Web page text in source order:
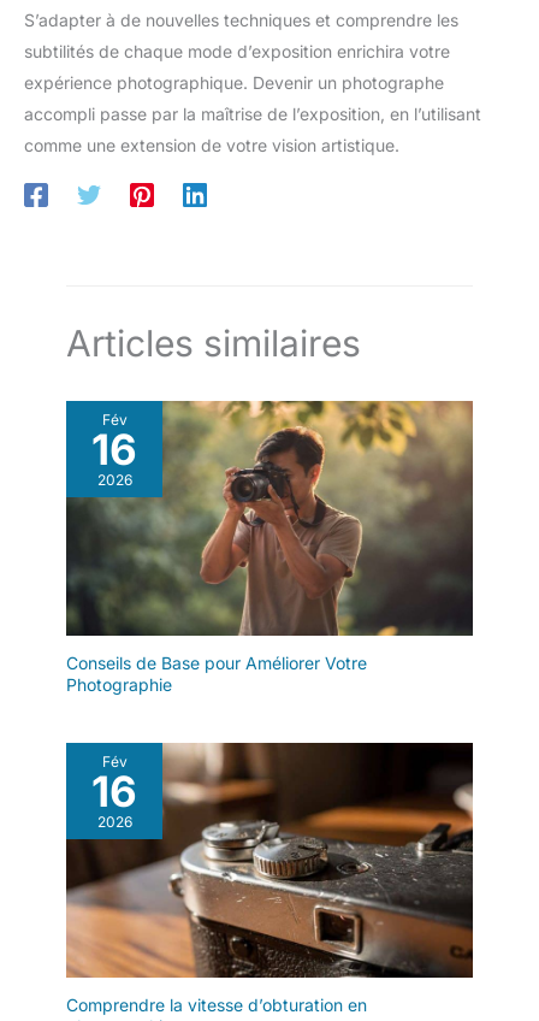
S’adapter à de nouvelles techniques et comprendre les
subtilités de chaque mode d’exposition enrichira votre
expérience photographique. Devenir un photographe
accompli passe par la maîtrise de l’exposition, en l’utilisant
comme une extension de votre vision artistique.
Articles similaires
Fév
16
2026
Conseils de Base pour Améliorer Votre
Photographie
Fév
16
2026
Comprendre la vitesse d’obturation en